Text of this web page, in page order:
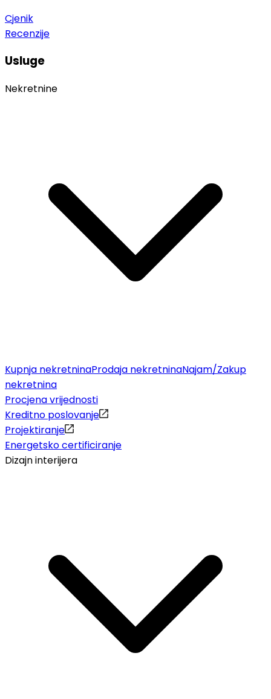
Cjenik
Recenzije
Usluge
Nekretnine
Kupnja nekretninaProdaja nekretninaNajam/Zakup
nekretnina
Procjena vrijednosti
Kreditno poslovanje
Projektiranje
Energetsko certificiranje
Dizajn interijera